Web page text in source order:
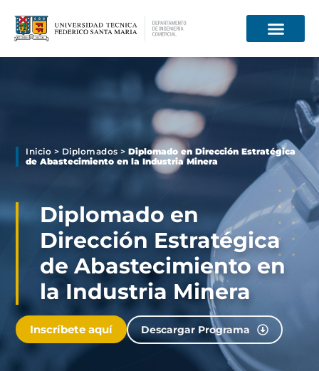
Información para
Inicio > Diplomados >Diplomado en Dirección Estratégica
de Abastecimiento en la Industria Minera
Diplomado en
Dirección Estratégica
de Abastecimiento en
la Industria Minera
Inscríbete aquí Descargar Programa